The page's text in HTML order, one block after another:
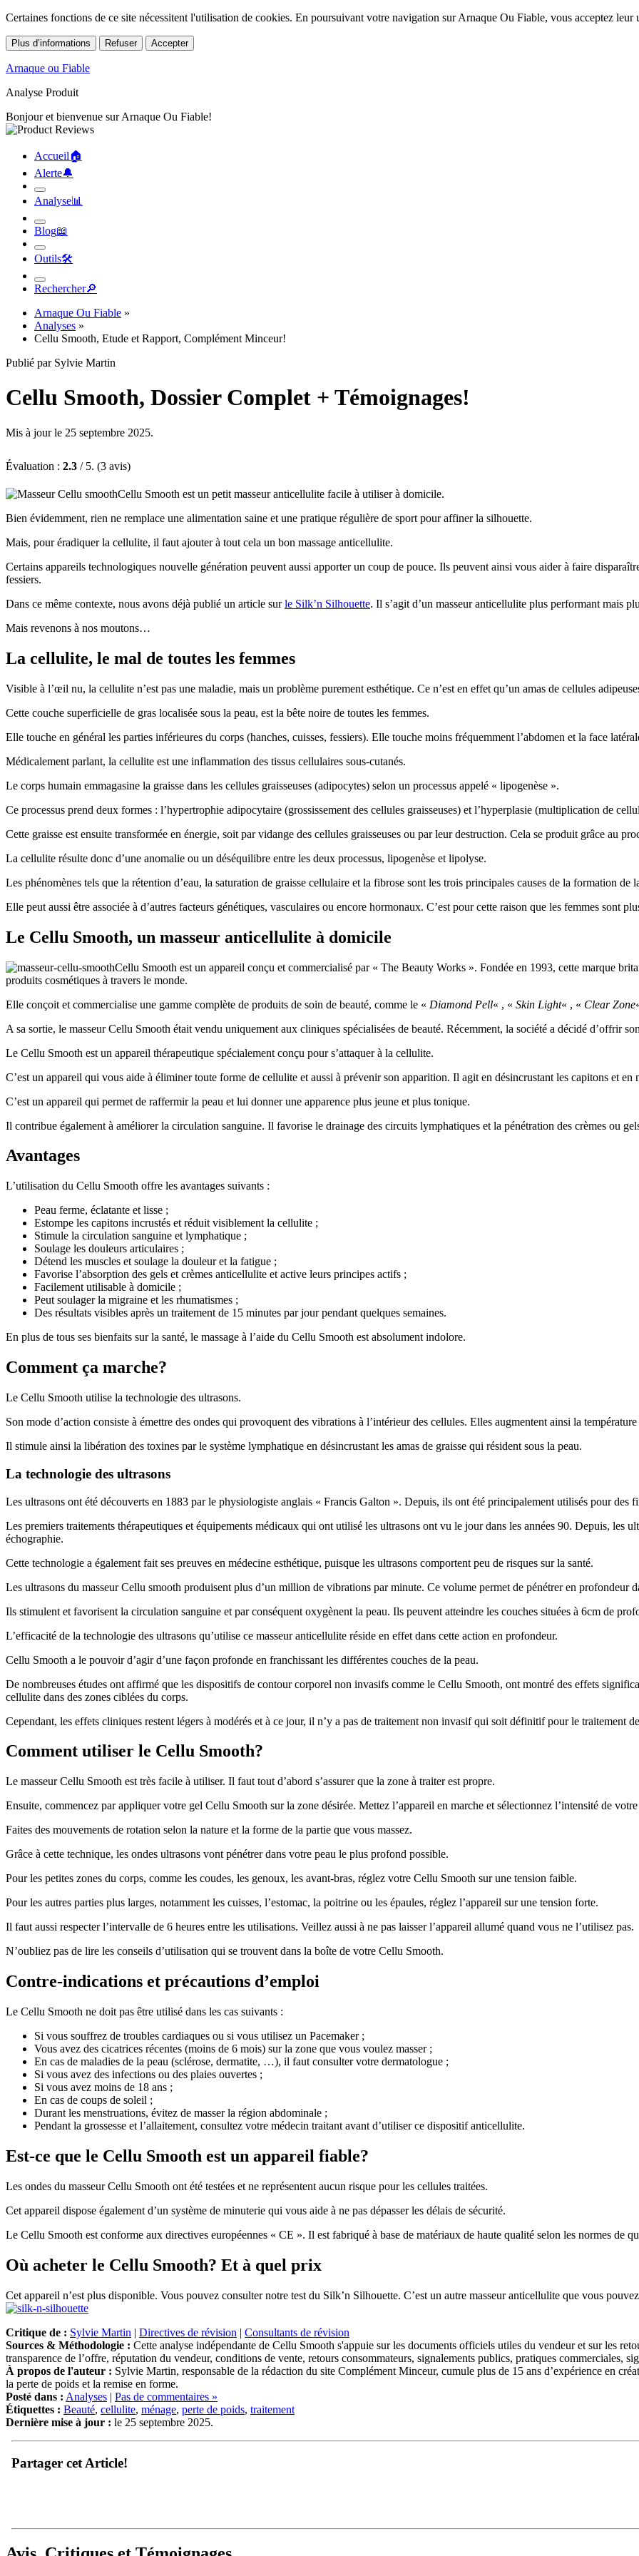
Certaines fonctions de ce site nécessitent l'utilisation de cookies. En poursuivant votre navigation sur Arnaque Ou Fiable, vous acceptez leur
Plus d’informations Refuser Accepter
Arnaque ou Fiable
Analyse Produit
Bonjour et bienvenue sur Arnaque Ou Fiable!
Accueil🏠︎
Alerte🔔︎
Analyse📊︎
Blog📖︎
Outils🛠︎
Rechercher🔎︎
Arnaque Ou Fiable »
Analyses »
Cellu Smooth, Etude et Rapport, Complément Minceur!
Publié par Sylvie Martin
Cellu Smooth, Dossier Complet + Témoignages!
Mis à jour le 25 septembre 2025.
Évaluation : 2.3 / 5. (3 avis)
Cellu Smooth est un petit masseur anticellulite facile à utiliser à domicile.
Bien évidemment, rien ne remplace une alimentation saine et une pratique régulière de sport pour affiner la silhouette.
Mais, pour éradiquer la cellulite, il faut ajouter à tout cela un bon massage anticellulite.
Certains appareils technologiques nouvelle génération peuvent aussi apporter un coup de pouce. Ils peuvent ainsi vous aider à faire
fessiers.
Dans ce même contexte, nous avons déjà publié un article surle Silk’n Silhouette. Il s’agit d’un masseur anticellulite plus performant mais
Mais revenons à nos moutons…
La cellulite, le mal de toutes les femmes
Visible à l’œil nu, la cellulite n’est pas une maladie, mais un problème purement esthétique. Ce n’est en effet qu’un amas de cellules
Cette couche superficielle de gras localisée sous la peau, est la bête noire de toutes les femmes.
Elle touche en général les parties inférieures du corps (hanches, cuisses, fessiers). Elle touche moins fréquemment l’abdomen et la face
Médicalement parlant, la cellulite est une inflammation des tissus cellulaires sous-cutanés.
Le corps humain emmagasine la graisse dans les cellules graisseuses (adipocytes) selon un processus appelé « lipogenèse ».
Ce processus prend deux formes : l’hypertrophie adipocytaire (grossissement des cellules graisseuses) et l’hyperplasie (multiplication de
Cette graisse est ensuite transformée en énergie, soit par vidange des cellules graisseuses ou par leur destruction. Cela se produit grâce au
La cellulite résulte donc d’une anomalie ou un déséquilibre entre les deux processus, lipogenèse et lipolyse.
Les phénomènes tels que la rétention d’eau, la saturation de graisse cellulaire et la fibrose sont les trois principales causes de la formation de
Elle peut aussi être associée à d’autres facteurs génétiques, vasculaires ou encore hormonaux. C’est pour cette raison que les femmes sont
Le Cellu Smooth, un masseur anticellulite à domicile
Cellu Smooth est un appareil conçu et commercialisé par « The Beauty Works ». Fondée en 1993, cette marque
produits cosmétiques à travers le monde.
Elle conçoit et commercialise une gamme complète de produits de soin de beauté, comme le « Diamond Pell« , « Skin Light« , « Clear Zone
A sa sortie, le masseur Cellu Smooth était vendu uniquement aux cliniques spécialisées de beauté. Récemment, la société a décidé d’offrir
Le Cellu Smooth est un appareil thérapeutique spécialement conçu pour s’attaquer à la cellulite.
C’est un appareil qui vous aide à éliminer toute forme de cellulite et aussi à prévenir son apparition. Il agit en désincrustant les capitons et en
C’est un appareil qui permet de raffermir la peau et lui donner une apparence plus jeune et plus tonique.
Il contribue également à améliorer la circulation sanguine. Il favorise le drainage des circuits lymphatiques et la pénétration des crèmes ou
Avantages
L’utilisation du Cellu Smooth offre les avantages suivants :
Peau ferme, éclatante et lisse ;
Estompe les capitons incrustés et réduit visiblement la cellulite ;
Stimule la circulation sanguine et lymphatique ;
Soulage les douleurs articulaires ;
Détend les muscles et soulage la douleur et la fatigue ;
Favorise l’absorption des gels et crèmes anticellulite et active leurs principes actifs ;
Facilement utilisable à domicile ;
Peut soulager la migraine et les rhumatismes ;
Des résultats visibles après un traitement de 15 minutes par jour pendant quelques semaines.
En plus de tous ses bienfaits sur la santé, le massage à l’aide du Cellu Smooth est absolument indolore.
Comment ça marche?
Le Cellu Smooth utilise la technologie des ultrasons.
Son mode d’action consiste à émettre des ondes qui provoquent des vibrations à l’intérieur des cellules. Elles augmentent ainsi la
Il stimule ainsi la libération des toxines par le système lymphatique en désincrustant les amas de graisse qui résident sous la peau.
La technologie des ultrasons
Les ultrasons ont été découverts en 1883 par le physiologiste anglais « Francis Galton ». Depuis, ils ont été principalement utilisés pour des
Les premiers traitements thérapeutiques et équipements médicaux qui ont utilisé les ultrasons ont vu le jour dans les années 90. Depuis, les
échographie.
Cette technologie a également fait ses preuves en médecine esthétique, puisque les ultrasons comportent peu de risques sur la santé.
Les ultrasons du masseur Cellu smooth produisent plus d’un million de vibrations par minute. Ce volume permet de pénétrer en profondeur
Ils stimulent et favorisent la circulation sanguine et par conséquent oxygènent la peau. Ils peuvent atteindre les couches situées à 6cm de
L’efficacité de la technologie des ultrasons qu’utilise ce masseur anticellulite réside en effet dans cette action en profondeur.
Cellu Smooth a le pouvoir d’agir d’une façon profonde en franchissant les différentes couches de la peau.
De nombreuses études ont affirmé que les dispositifs de contour corporel non invasifs comme le Cellu Smooth, ont montré des effets
cellulite dans des zones ciblées du corps.
Cependant, les effets cliniques restent légers à modérés et à ce jour, il n’y a pas de traitement non invasif qui soit définitif pour le traitement
Comment utiliser le Cellu Smooth?
Le masseur Cellu Smooth est très facile à utiliser. Il faut tout d’abord s’assurer que la zone à traiter est propre.
Ensuite, commencez par appliquer votre gel Cellu Smooth sur la zone désirée. Mettez l’appareil en marche et sélectionnez l’intensité de
Faites des mouvements de rotation selon la nature et la forme de la partie que vous massez.
Grâce à cette technique, les ondes ultrasons vont pénétrer dans votre peau le plus profond possible.
Pour les petites zones du corps, comme les coudes, les genoux, les avant-bras, réglez votre Cellu Smooth sur une tension faible.
Pour les autres parties plus larges, notamment les cuisses, l’estomac, la poitrine ou les épaules, réglez l’appareil sur une tension forte.
Il faut aussi respecter l’intervalle de 6 heures entre les utilisations. Veillez aussi à ne pas laisser l’appareil allumé quand vous ne l’utilisez pas.
N’oubliez pas de lire les conseils d’utilisation qui se trouvent dans la boîte de votre Cellu Smooth.
Contre-indications et précautions d’emploi
Le Cellu Smooth ne doit pas être utilisé dans les cas suivants :
Si vous souffrez de troubles cardiaques ou si vous utilisez un Pacemaker ;
Vous avez des cicatrices récentes (moins de 6 mois) sur la zone que vous voulez masser ;
En cas de maladies de la peau (sclérose, dermatite, …), il faut consulter votre dermatologue ;
Si vous avez des infections ou des plaies ouvertes ;
Si vous avez moins de 18 ans ;
En cas de coups de soleil ;
Durant les menstruations, évitez de masser la région abdominale ;
Pendant la grossesse et l’allaitement, consultez votre médecin traitant avant d’utiliser ce dispositif anticellulite.
Est-ce que le Cellu Smooth est un appareil fiable?
Les ondes du masseur Cellu Smooth ont été testées et ne représentent aucun risque pour les cellules traitées.
Cet appareil dispose également d’un système de minuterie qui vous aide à ne pas dépasser les délais de sécurité.
Le Cellu Smooth est conforme aux directives européennes « CE ». Il est fabriqué à base de matériaux de haute qualité selon les normes de
Où acheter le Cellu Smooth? Et à quel prix
Cet appareil n’est plus disponible. Vous pouvez consulter notre test du Silk’n Silhouette. C’est un autre masseur anticellulite que vous
Critique de : Sylvie Martin | Directives de révision | Consultants de révision
Sources & Méthodologie : Cette analyse indépendante de Cellu Smooth s'appuie sur les documents officiels utiles du vendeur et sur les
transparence de l’offre, réputation du vendeur, conditions de vente, retours consommateurs, signalements publics, pratiques commerciales,
À propos de l'auteur : Sylvie Martin, responsable de la rédaction du site Complément Minceur, cumule plus de 15 ans d’expérience en
la perte de poids et la remise en forme.
Posté dans : Analyses | Pas de commentaires »
Étiquettes : Beauté, cellulite, ménage, perte de poids, traitement
Dernière mise à jour : le 25 septembre 2025.
Partager cet Article!